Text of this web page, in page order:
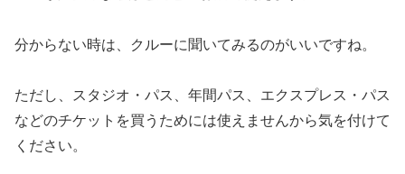
分からない時は、クルーに聞いてみるのがいいですね。
ただし、スタジオ・パス、年間パス、エクスプレス・パス
などのチケットを買うためには使えませんから気を付けて
ください。